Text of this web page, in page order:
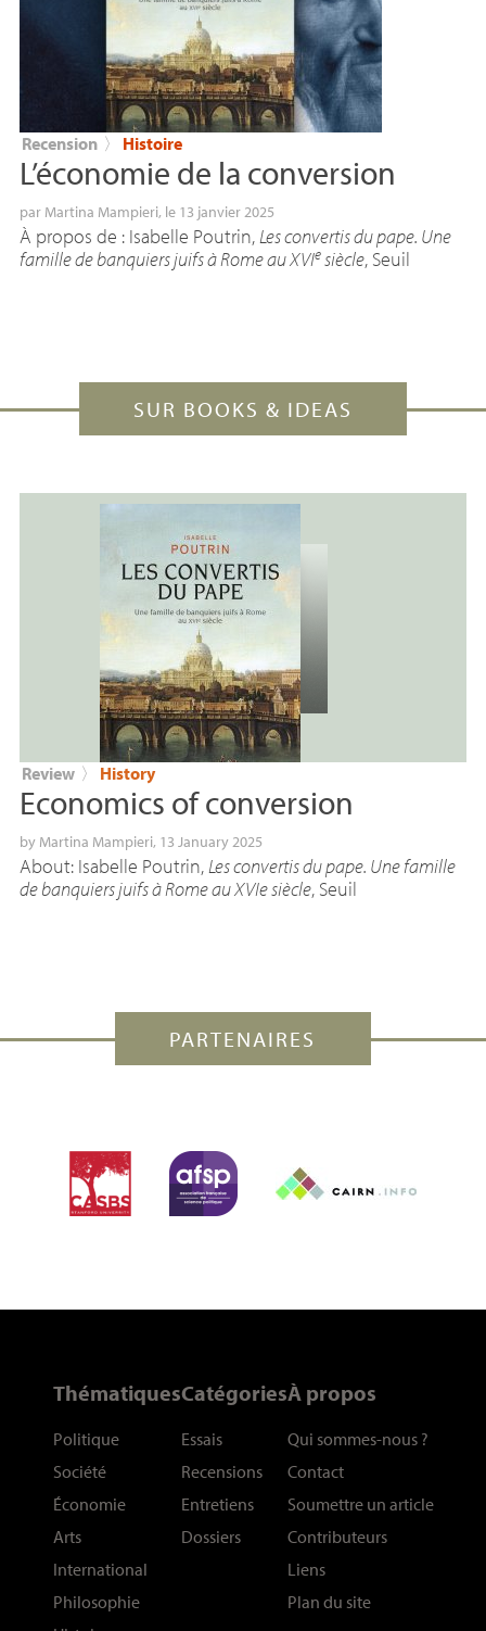
Recension 〉 Histoire
L’économie de la conversion
par Martina Mampieri, le 13 janvier 2025
À propos de : Isabelle Poutrin,Les convertis du pape. Une
famille de banquiers juifs à Rome auXVIesiècle, Seuil
SUR BOOKS & IDEAS
Review 〉 History
Economics of conversion
by Martina Mampieri, 13 January 2025
About: Isabelle Poutrin, Les convertis du pape. Une famille
de banquiers juifs à Rome au XVIe siècle, Seuil
PARTENAIRES
Thématiques
Politique
Société
Économie
Arts
International
Philosophie
Catégories
Essais
Recensions
Entretiens
Dossiers
À propos
Qui sommes-nous ?
Contact
Soumettre un article
Contributeurs
Liens
Plan du site